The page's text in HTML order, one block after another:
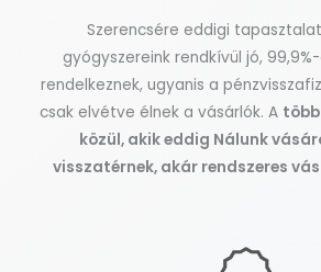
Szerencsére eddigi
gyógyszereink rendkívül jó,
rendelkeznek, ugyanis a
csak elvétve élnek a vásárlók. A
közül, akik eddig Nálunk
visszatérnek, akár rendszeres